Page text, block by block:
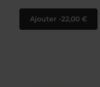
Ajouter 22,00 €